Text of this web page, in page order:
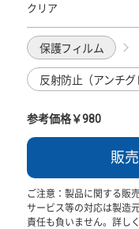
クリア
保護フィルム
反射防止（アンチグ
参考価格￥980
販
ご注意：製品に関する販
サービス等の対応は製造
責任も負いません。詳し